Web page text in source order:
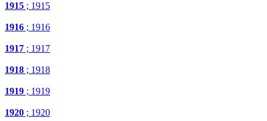
1915 ; 1915
1916 ; 1916
1917 ; 1917
1918 ; 1918
1919 ; 1919
1920 ; 1920